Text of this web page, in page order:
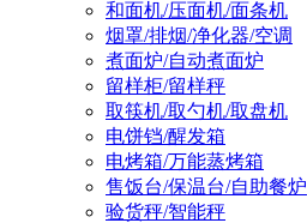
和面机/压面机/面条机
烟罩/排烟/净化器/空调
煮面炉/自动煮面炉
留样柜/留样秤
取筷机/取勺机/取盘机
电饼铛/醒发箱
电烤箱/万能蒸烤箱
售饭台/保温台/自助餐炉
验货秤/智能秤